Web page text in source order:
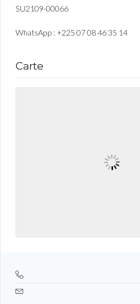
SU2109-00066
WhatsApp : +225 07 08 46 35 14
Carte